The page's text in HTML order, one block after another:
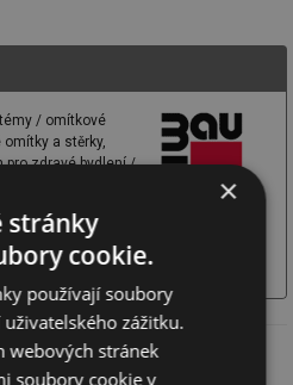
/ omítkové
a stěrky,
pro zdravé bydlení /
kreativní omítky /
Webové stránky
×
stránky
cookie.
používají soubory
zážitku.
webových stránek
soubory cookie v